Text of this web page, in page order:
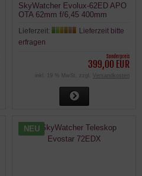
SkyWatcher Evolux-62ED APO
OTA 62mm f/6,45 400mm
Lieferzeit:
Lieferzeit bitte
erfragen
Sonderpreis
399,00 EUR
inkl. 19 % MwSt. zzgl. Versandkosten
NEU